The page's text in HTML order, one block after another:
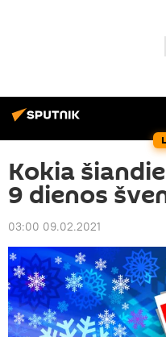
Kokia
9 dienos
03:00 09.02.2021